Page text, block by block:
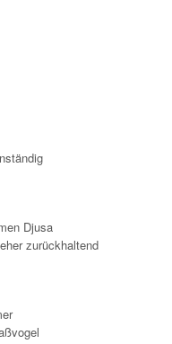
Djusa
zurückhaltend